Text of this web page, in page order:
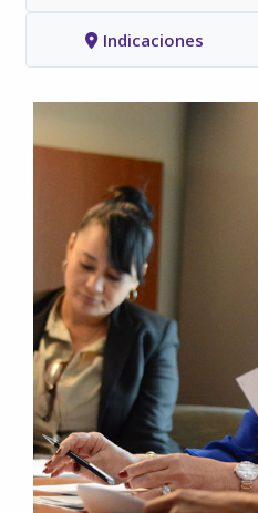
Familiares y cuidadores
Indicaciones